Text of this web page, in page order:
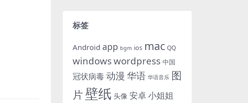
标签
Android app bgm ios mac QQ
windowswordpress 中国
冠状病毒动漫 华语 华语音乐 图
片 壁纸 头像 安卓小姐姐